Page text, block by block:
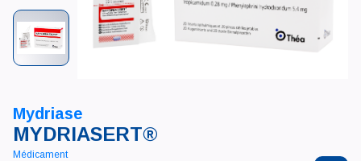
Mydriase
MYDRIASERT®
Médicament